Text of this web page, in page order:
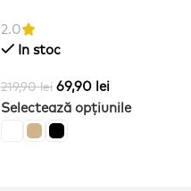
2.0
In stoc
219,90lei 69,90 lei
Selectează opțiunile